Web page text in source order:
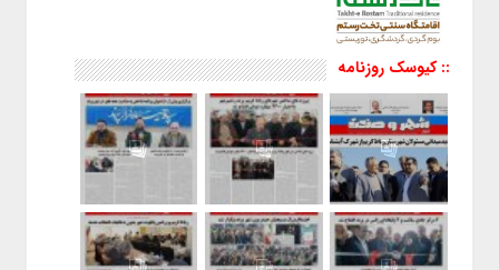
:: کیوسک روزنامه